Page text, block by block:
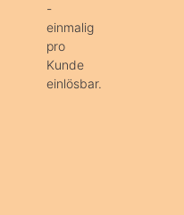
-
einmalig
pro
Kunde
einlösbar.